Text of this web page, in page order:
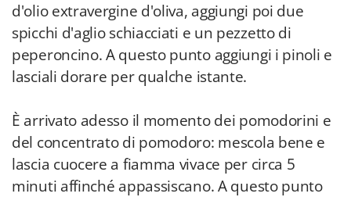
d'olio extravergine d'oliva, aggiungi poi due
spicchi d'aglio schiacciati e un pezzetto di
peperoncino. A questo punto aggiungi i pinoli e
lasciali dorare per qualche istante.
È arrivato adesso il momento dei pomodorini e
del concentrato di pomodoro: mescola bene e
lascia cuocere a fiamma vivace per circa 5
minuti affinché appassiscano. A questo punto